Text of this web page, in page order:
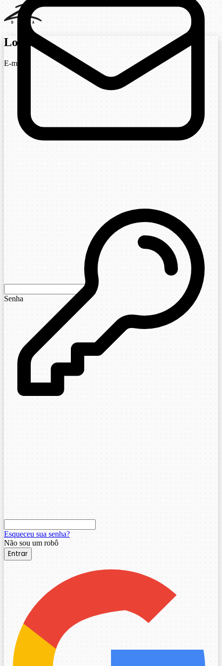
Login
E-mail
Senha
Esqueceu sua senha?
Não sou um robô
Entrar